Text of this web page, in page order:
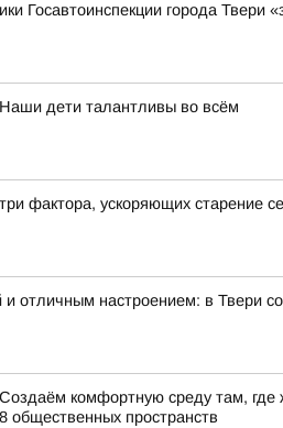
Госавтоинспекции города
дети талантливы во всём
фактора, ускоряющих старение
и отличным настроением: в Твери
комфортную среду там, где
общественных пространств